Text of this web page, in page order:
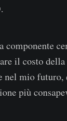
.
componente
il costo
mio futuro,
più